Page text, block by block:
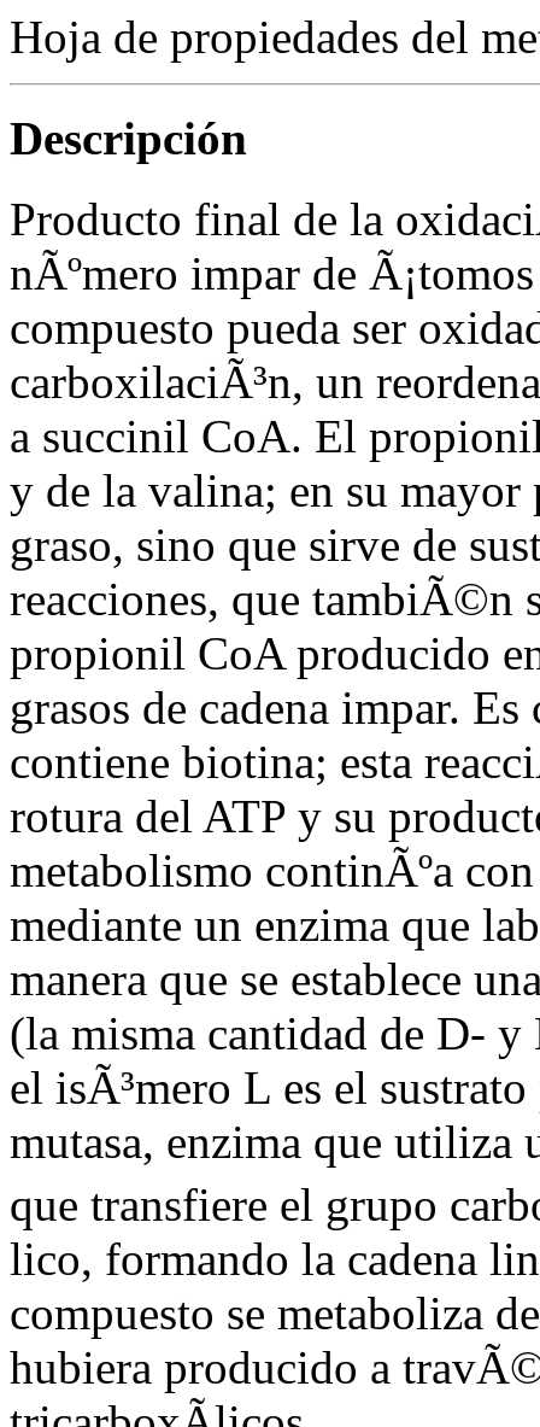
Hoja de propiedades del
Descripción
Producto final de la
nÃºmero impar de
compuesto pueda ser
carboxilaciÃ³n, un
a succinil CoA. El
y de la valina; en su mayor
graso, sino que sirve de
reacciones, que tambiÃ©n
propionil CoA producido
grasos de cadena impar.
contiene biotina; esta
rotura del ATP y su
metabolismo continÃºa
mediante un enzima que
manera que se establece
(la misma cantidad de D-
el isÃ³mero L es el
mutasa, enzima que utiliza
que transfiere el grupo
lico, formando la cadena
compuesto se metaboliza
hubiera producido a